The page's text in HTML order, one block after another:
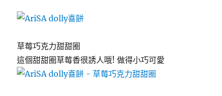
草莓巧克力甜甜圈
這個甜甜圈草莓香很誘人哦! 做得小巧可愛